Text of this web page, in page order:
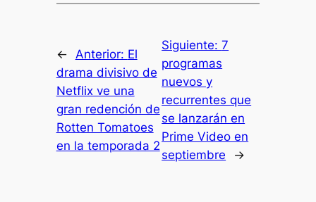
← Anterior: El
drama divisivo de
Netflix ve una
gran redención de
Rotten Tomatoes
en la temporada 2
Siguiente:7
programas
nuevos y
recurrentes que
se lanzarán en
Prime Video en
septiembre
→